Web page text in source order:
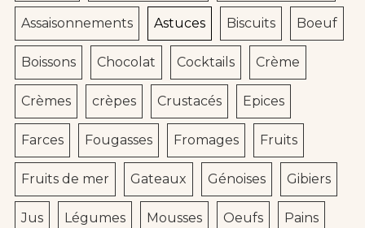
Assaisonnements Astuces Biscuits Boeuf
Boissons Chocolat Cocktails Crème
Crèmes crèpes Crustacés Epices
Farces Fougasses Fromages Fruits
Fruits de mer Gateaux Génoises Gibiers
Jus Légumes Mousses Oeufs Pains